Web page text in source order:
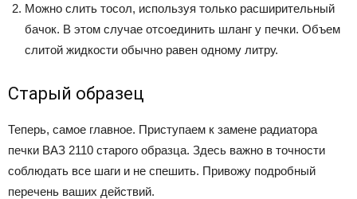
Можно слить тосол, используя только расширительный
бачок. В этом случае отсоединить шланг у печки. Объем
слитой жидкости обычно равен одному литру.
Старый образец
Теперь, самое главное. Приступаем к замене радиатора
печки ВАЗ 2110 старого образца. Здесь важно в точности
соблюдать все шаги и не спешить. Привожу подробный
перечень ваших действий.